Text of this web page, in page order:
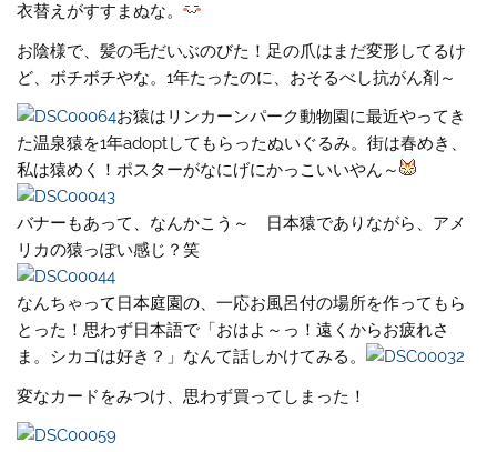
衣替えがすすまぬな。
お陰様で、髪の毛だいぶのびた！足の爪はまだ変形してるけ
ど、ボチボチやな。1年たったのに、おそるべし抗がん剤～
お猿はリンカーンパーク動物園に最近やってき
た温泉猿を1年adoptしてもらったぬいぐるみ。街は春めき、
私は猿めく！ポスターがなにげにかっこいいやん～
バナーもあって、なんかこう～ 日本猿でありながら、アメ
リカの猿っぽい感じ？笑
なんちゃって日本庭園の、一応お風呂付の場所を作ってもら
とった！思わず日本語で「おはよ～っ！遠くからお疲れさ
ま。シカゴは好き？」なんて話しかけてみる。
変なカードをみつけ、思わず買ってしまった！